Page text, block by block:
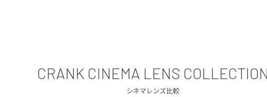
CRANK CINEMA LENS COLLECTION
シネマレンズ比較